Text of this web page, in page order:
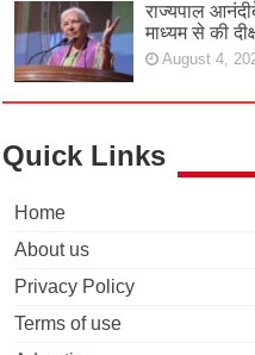
राज्यपाल
माध्यम से की
August 4,
Quick Links
Home
About us
Privacy Policy
Terms of use